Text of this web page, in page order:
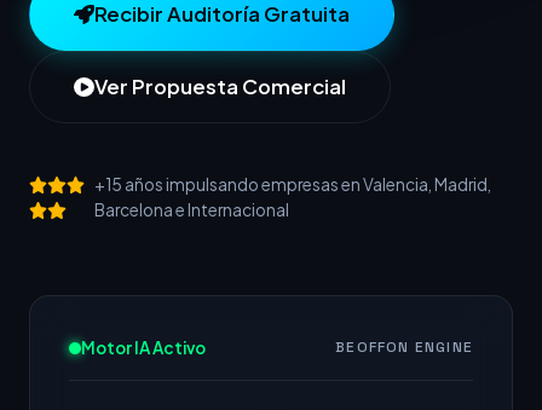
Recibir Auditoría Gratuita
Ver Propuesta Comercial
+15 años impulsando empresas en Valencia, Madrid,
Barcelona e Internacional
Motor IA Activo BEOFFON ENGINE